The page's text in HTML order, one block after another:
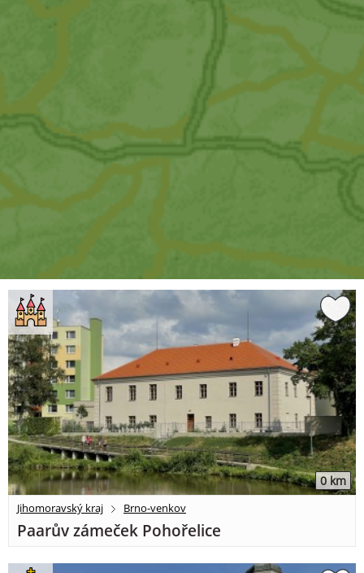
0 km
Jihomoravský kraj Brno-venkov
Paarův zámeček Pohořelice